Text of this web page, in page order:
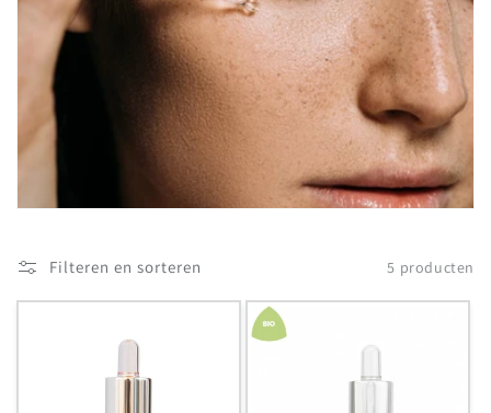
t
e
:
Filteren en sorteren 5 producten